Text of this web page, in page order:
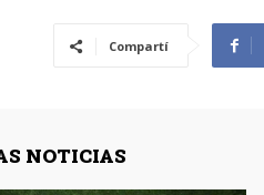
Compartí
NOTICIAS